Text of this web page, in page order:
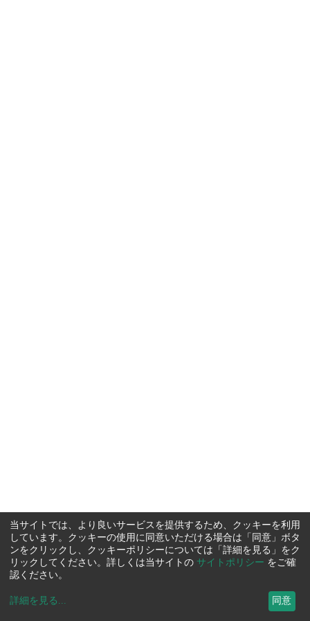
当サイトでは、より良いサービスを提供するため、クッキーを利用
しています。クッキーの使用に同意いただける場合は「同意」ボタ
ンをクリックし、クッキーポリシーについては「詳細を見る」をク
リックしてください。詳しくは当サイトの サイトポリシー をご確
認ください。
詳細を見る ... 同意